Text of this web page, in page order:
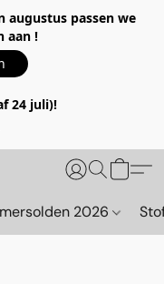
augustus passen we
aan !
24 juli)!
2026